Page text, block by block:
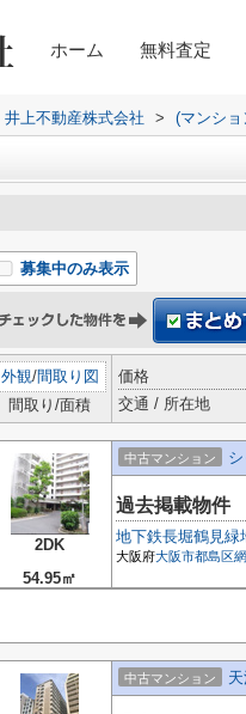
ホーム 無料査定
上不動産株式会社 > (マンシ
募集中のみ表示
外観/間取り図
間取り/面積
価格
交通 / 所在地
2DK
54.95㎡
中古マンション
過去掲載物件
地下鉄長堀鶴見緑
大阪府大阪市都島区
中古マンション